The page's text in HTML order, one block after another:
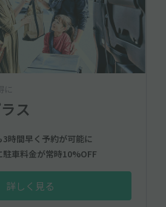
に
ス
時間早く予約が可能に
駐車料金が常時10%OFF
詳しく見る